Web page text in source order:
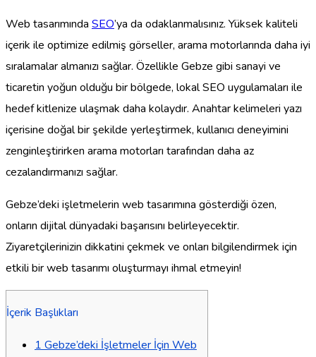
Web tasarımında SEO’ya da odaklanmalısınız. Yüksek kaliteli
içerik ile optimize edilmiş görseller, arama motorlarında daha iyi
sıralamalar almanızı sağlar. Özellikle Gebze gibi sanayi ve
ticaretin yoğun olduğu bir bölgede, lokal SEO uygulamaları ile
hedef kitlenize ulaşmak daha kolaydır. Anahtar kelimeleri yazı
içerisine doğal bir şekilde yerleştirmek, kullanıcı deneyimini
zenginleştirirken arama motorları tarafından daha az
cezalandırmanızı sağlar.
Gebze’deki işletmelerin web tasarımına gösterdiği özen,
onların dijital dünyadaki başarısını belirleyecektir.
Ziyaretçilerinizin dikkatini çekmek ve onları bilgilendirmek için
etkili bir web tasarımı oluşturmayı ihmal etmeyin!
İçerik Başlıkları
1 Gebze’deki İşletmeler İçin Web